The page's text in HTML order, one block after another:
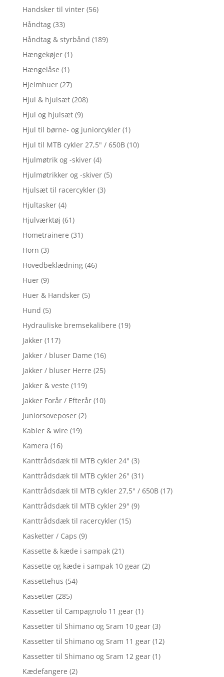
Handsker til vinter (56)
Håndtag (33)
Håndtag & styrbånd (189)
Hængekøjer (1)
Hængelåse (1)
Hjelmhuer (27)
Hjul & hjulsæt (208)
Hjul og hjulsæt (9)
Hjul til børne- og juniorcykler (1)
Hjul til MTB cykler 27,5" / 650B (10)
Hjulmøtrik og -skiver (4)
Hjulmøtrikker og -skiver (5)
Hjulsæt til racercykler (3)
Hjultasker (4)
Hjulværktøj (61)
Hometrainere (31)
Horn (3)
Hovedbeklædning (46)
Huer (9)
Huer & Handsker (5)
Hund (5)
Hydrauliske bremsekalibere (19)
Jakker (117)
Jakker / bluser Dame (16)
Jakker / bluser Herre (25)
Jakker & veste (119)
Jakker Forår / Efterår (10)
Juniorsoveposer (2)
Kabler & wire (19)
Kamera (16)
Kanttrådsdæk til MTB cykler 24" (3)
Kanttrådsdæk til MTB cykler 26" (31)
Kanttrådsdæk til MTB cykler 27,5" / 650B (17)
Kanttrådsdæk til MTB cykler 29" (9)
Kanttrådsdæk til racercykler (15)
Kasketter / Caps (9)
Kassette & kæde i sampak (21)
Kassette og kæde i sampak 10 gear (2)
Kassettehus (54)
Kassetter (285)
Kassetter til Campagnolo 11 gear (1)
Kassetter til Shimano og Sram 10 gear (3)
Kassetter til Shimano og Sram 11 gear (12)
Kassetter til Shimano og Sram 12 gear (1)
Kædefangere (2)